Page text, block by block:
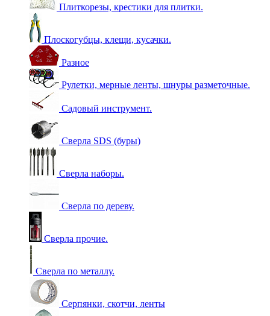
Плиткорезы, крестики для плитки.
Плоскогубцы, клещи, кусачки.
Разное
Рулетки, мерные ленты, шнуры разметочные.
Садовый инструмент.
Сверла SDS (буры)
Сверла наборы.
Сверла по дереву.
Сверла прочие.
Сверла по металлу.
Серпянки, скотчи, ленты